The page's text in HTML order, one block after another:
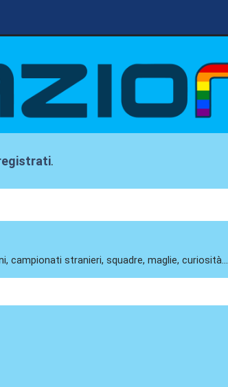
.
campionati stranieri, squadre, maglie, curiosità...